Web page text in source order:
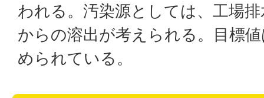
われる。汚染源としては、工場
からの溶出が考えられる。目標
められている。